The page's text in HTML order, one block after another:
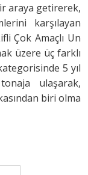
araya getirerek,
karşılayan
Çok Amaçlı Un
üzere üç farklı
5 yıl
ulaşarak,
biri olma